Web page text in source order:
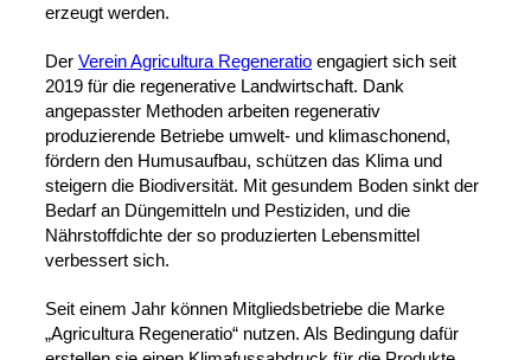
erzeugt werden.
Der Verein Agricultura Regeneratio engagiert sich seit
2019 für die regenerative Landwirtschaft. Dank
angepasster Methoden arbeiten regenerativ
produzierende Betriebe umwelt- und klimaschonend,
fördern den Humusaufbau, schützen das Klima und
steigern die Biodiversität. Mit gesundem Boden sinkt der
Bedarf an Düngemitteln und Pestiziden, und die
Nährstoffdichte der so produzierten Lebensmittel
verbessert sich.
Seit einem Jahr können Mitgliedsbetriebe die Marke
„Agricultura Regeneratio“ nutzen. Als Bedingung dafür